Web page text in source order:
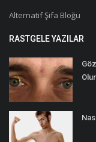
Alternatif Şifa Bloğu
RASTGELE YAZILAR